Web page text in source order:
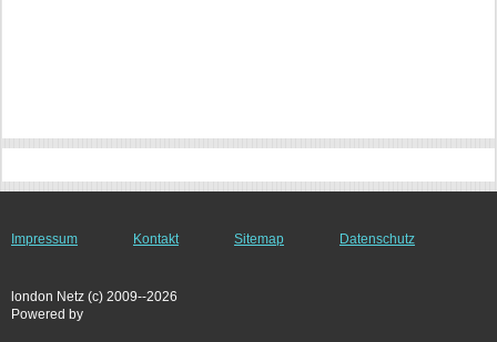
Impressum Kontakt Sitemap Datenschutz
london Netz (c) 2009--2026
Powered by